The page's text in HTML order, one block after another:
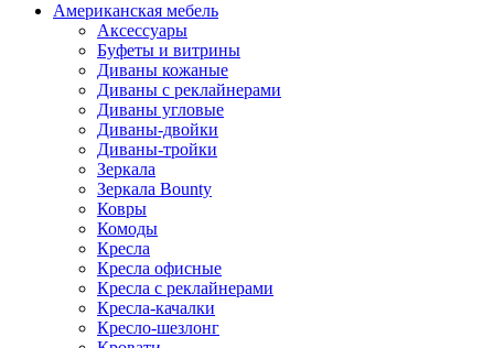
Американская мебель
Аксессуары
Буфеты и витрины
Диваны кожаные
Диваны с реклайнерами
Диваны угловые
Диваны-двойки
Диваны-тройки
Зеркала
Зеркала Bounty
Ковры
Комоды
Кресла
Кресла офисные
Кресла с реклайнерами
Кресла-качалки
Кресло-шезлонг